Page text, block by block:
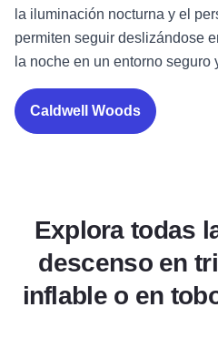
la iluminación nocturna y el
permiten seguir deslizándose
la noche en un entorno seguro
Caldwell Woods
Explora todas
descenso en
inflable o en